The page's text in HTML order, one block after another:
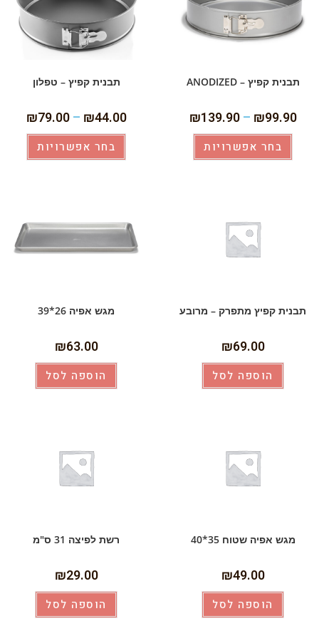
תבנית קפיץ – ANODIZED
₪99.90
–
₪139.90
בחר אפשרויות
תבנית קפיץ – טפלון
₪44.00
–
₪79.00
בחר אפשרויות
תבנית קפיץ מתפרק – מרובע
₪69.00
הוספה לסל
מגש אפיה 26*39
₪63.00
הוספה לסל
מגש אפיה שטוח 35*40
₪49.00
הוספה לסל
רשת לפיצה 31 ס"מ
₪29.00
הוספה לסל